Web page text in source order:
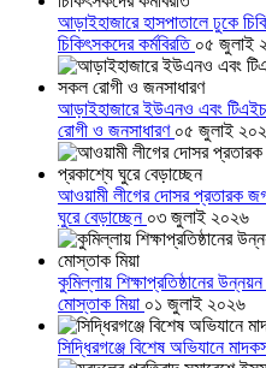
আড়াইহাজারে হাসপাতালে ঢুকে
চিকিৎসকদের কর্মবিরতি ০৫ জুলাই
আড়াইহাজারে ইউএনও এবং
রোগী ও জনসাধারণ ০৫ জুলাই
আওয়ামী লীগের দোসর প্রতারক
ঘুরে বেড়াচ্ছেন ০৩ জুলাই ২০২৬
কুমিল্লায় শিক্ষাপ্রতিষ্ঠানের
মোস্তাক মিয়া ০১ জুলাই ২০২৬
সিদ্ধিরগঞ্জে বিশেষ অভিযানে